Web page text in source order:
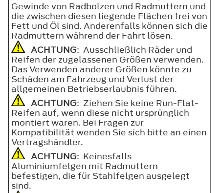
Gewinde von Radbolzen und Radmuttern und
die zwischen diesen liegende Flächen frei von
Fett und Öl sind. Anderenfalls können sich die
Radmuttern während der Fahrt lösen.
ACHTUNG: Ausschließlich Räder und
Reifen der zugelassenen Größen verwenden.
Das Verwenden anderer Größen könnte zu
Schäden am Fahrzeug und Verlust der
allgemeinen Betriebserlaubnis führen.
ACHTUNG: Ziehen Sie keine Run-Flat-
Reifen auf, wenn diese nicht ursprünglich
montiert waren. Bei Fragen zur
Kompatibilität wenden Sie sich bitte an einen
Vertragshändler.
ACHTUNG: Keinesfalls
Aluminiumfelgen mit Radmuttern
befestigen, die für Stahlfelgen ausgelegt
sind.